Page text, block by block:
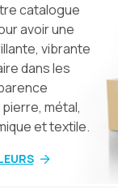
catalogue
avoir une
vibrante
dans les
métal,
et textile.